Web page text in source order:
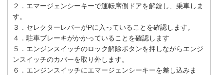
２．エマージェンシーキーで運転席側ドアを解錠し、乗車しま
す。
３．セレクターレバーがPに入っていることを確認します。
４．駐車ブレーキがかかっていることを確認します
５．エンジンスイッチのロック解除ボタンを押しながらエンジ
ンスイッチのカバーを取り外します。
６．エンジンスイッチにエマージェンシーキーを差し込みま